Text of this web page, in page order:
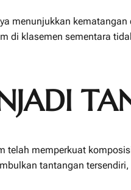
menunjukkan
klasemen sementara
memperkuat
tantangan